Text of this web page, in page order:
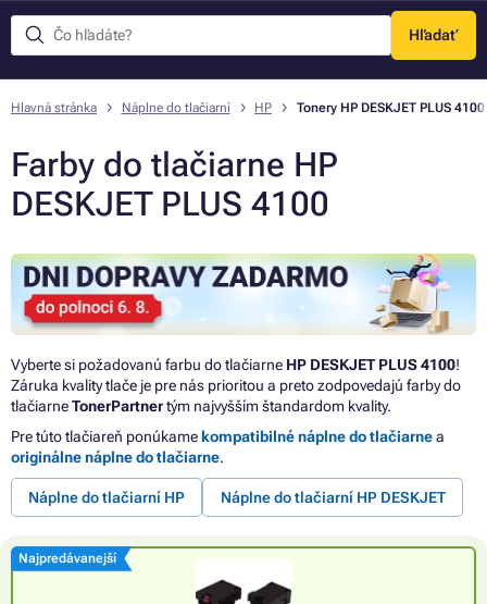
Hľadať
Menu
Hlavná stránka Náplne do tlačiarní HP Tonery HP DESKJET PLUS 4100
Farby do tlačiarne HP
DESKJET PLUS 4100
Vyberte si požadovanú farbu do tlačiarne HP DESKJET PLUS 4100!
Záruka kvality tlače je pre nás prioritou a preto zodpovedajú farby do
tlačiarneTonerPartnertým najvyšším štandardom kvality.
Pre túto tlačiareň ponúkame kompatibilné náplne do tlačiarnea
originálne náplne do tlačiarne.
Náplne do tlačiarní HP Náplne do tlačiarní HP DESKJET
Najpredávanejší